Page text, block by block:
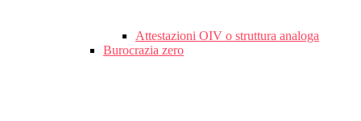
Attestazioni OIV o struttura analoga
Burocrazia zero